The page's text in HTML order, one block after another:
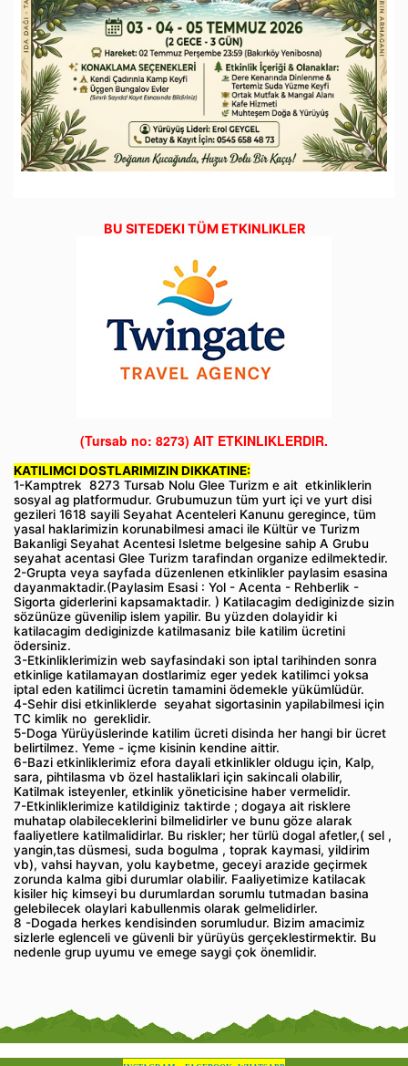
BU SITEDEKI TÜM ETKINLIKLER
(Tursab no: 8273) AIT ETKINLIKLERDIR.
KATILIMCI DOSTLARIMIZIN DIKKATINE:
1-Kamptrek 8273 Tursab Nolu Glee Turizm e ait etkinliklerin
sosyal ag platformudur. Grubumuzun tüm yurt içi ve yurt disi
gezileri 1618 sayili Seyahat Acenteleri Kanunu geregince, tüm
yasal haklarimizin korunabilmesi amaci ile Kültür ve Turizm
Bakanligi Seyahat Acentesi Isletme belgesine sahip A Grubu
seyahat acentasi Glee Turizm tarafindan organize edilmektedir.
2-Grupta veya sayfada düzenlenen etkinlikler paylasim esasina
dayanmaktadir.(Paylasim Esasi : Yol - Acenta - Rehberlik -
Sigorta giderlerini kapsamaktadir. ) Katilacagim dediginizde sizin
sözünüze güvenilip islem yapilir. Bu yüzden dolayidir ki
katilacagim dediginizde katilmasaniz bile katilim ücretini
ödersiniz.
3-Etkinliklerimizin web sayfasindaki son iptal tarihinden sonra
etkinlige katilamayan dostlarimiz eger yedek katilimci yoksa
iptal eden katilimci ücretin tamamini ödemekle yükümlüdür.
4-Sehir disi etkinliklerde seyahat sigortasinin yapilabilmesi için
TC kimlik no gereklidir.
5-Doga Yürüyüslerinde katilim ücreti disinda her hangi bir ücret
belirtilmez. Yeme - içme kisinin kendine aittir.
6-Bazi etkinliklerimiz efora dayali etkinlikler oldugu için, Kalp,
sara, pihtilasma vb özel hastaliklari için sakincali olabilir,
Katilmak isteyenler, etkinlik yöneticisine haber vermelidir.
7-Etkinliklerimize katildiginiz taktirde ; dogaya ait risklere
muhatap olabileceklerini bilmelidirler ve bunu göze alarak
faaliyetlere katilmalidirlar. Bu riskler; her türlü dogal afetler,( sel ,
yangin,tas düsmesi, suda bogulma , toprak kaymasi, yildirim
vb), vahsi hayvan, yolu kaybetme, geceyi arazide geçirmek
zorunda kalma gibi durumlar olabilir. Faaliyetimize katilacak
kisiler hiç kimseyi bu durumlardan sorumlu tutmadan basina
gelebilecek olaylari kabullenmis olarak gelmelidirler.
8 -Dogada herkes kendisinden sorumludur. Bizim amacimiz
sizlerle eglenceli ve güvenli bir yürüyüs gerçeklestirmektir. Bu
nedenle grup uyumu ve emege saygi çok önemlidir.